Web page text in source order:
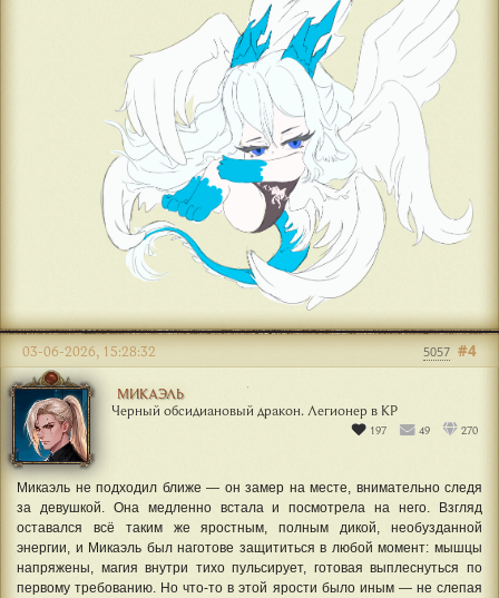
МИКАЭЛЬ
Черный обсидиановый дракон. Легионер в КР
197 49 270
#4
03-06-2026, 15:28:32 5057
Микаэль не подходил ближе — он замер на месте, внимательно следя
за девушкой. Она медленно встала и посмотрела на него. Взгляд
оставался всё таким же яростным, полным дикой, необузданной
энергии, и Микаэль был наготове защититься в любой момент: мышцы
напряжены, магия внутри тихо пульсирует, готовая выплеснуться по
первому требованию. Но что-то в этой ярости было иным — не слепая